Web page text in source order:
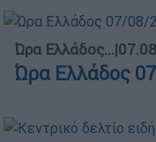
Ώρα Ελλάδος...|
Ώρα Ελλάδος